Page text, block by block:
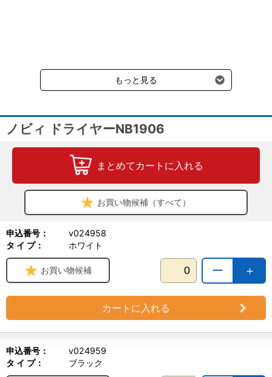
受けます。
もっと見る
ノビィ ドライヤーNB1906
まとめてカートに入れる
お買い物候補（すべて）
申込番号：
v024958
タ イ プ：
ホワイト
＋
ー
お買い物候補
カートに入れる
申込番号：
v024959
タ イ プ：
ブラック